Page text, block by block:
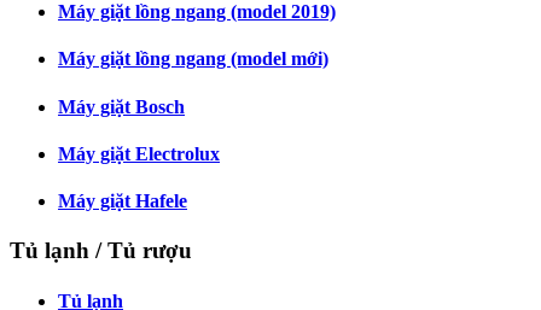
Máy giặt lồng ngang (model 2019)
Máy giặt lồng ngang (model mới)
Máy giặt Bosch
Máy giặt Electrolux
Máy giặt Hafele
Tủ lạnh / Tủ rượu
Tủ lạnh